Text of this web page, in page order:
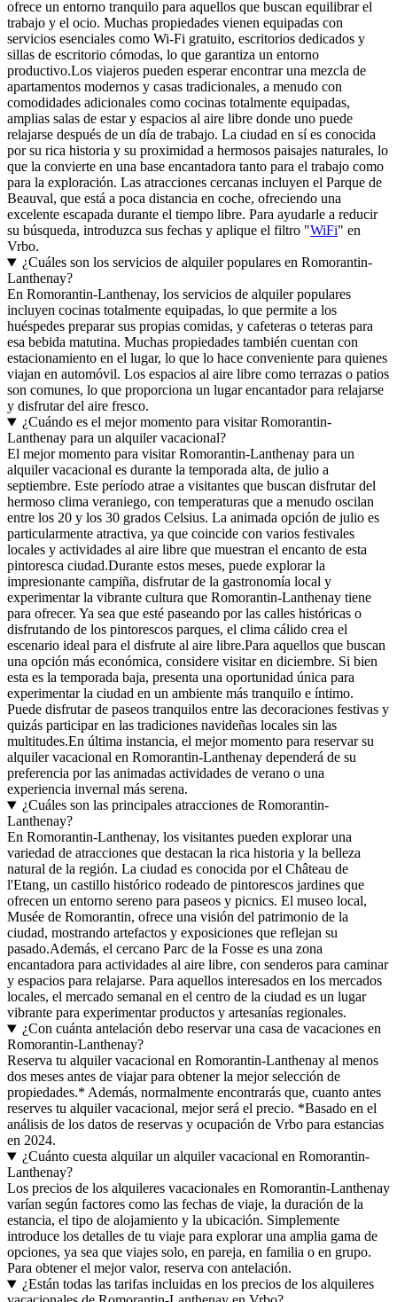
ofrece un entorno tranquilo para aquellos que buscan equilibrar el
trabajo y el ocio. Muchas propiedades vienen equipadas con
servicios esenciales como Wi-Fi gratuito, escritorios dedicados y
sillas de escritorio cómodas, lo que garantiza un entorno
productivo.Los viajeros pueden esperar encontrar una mezcla de
apartamentos modernos y casas tradicionales, a menudo con
comodidades adicionales como cocinas totalmente equipadas,
amplias salas de estar y espacios al aire libre donde uno puede
relajarse después de un día de trabajo. La ciudad en sí es conocida
por su rica historia y su proximidad a hermosos paisajes naturales, lo
que la convierte en una base encantadora tanto para el trabajo como
para la exploración. Las atracciones cercanas incluyen el Parque de
Beauval, que está a poca distancia en coche, ofreciendo una
excelente escapada durante el tiempo libre. Para ayudarle a reducir
su búsqueda, introduzca sus fechas y aplique el filtro "WiFi" en
Vrbo.
¿Cuáles son los servicios de alquiler populares en Romorantin-
Lanthenay?
En Romorantin-Lanthenay, los servicios de alquiler populares
incluyen cocinas totalmente equipadas, lo que permite a los
huéspedes preparar sus propias comidas, y cafeteras o teteras para
esa bebida matutina. Muchas propiedades también cuentan con
estacionamiento en el lugar, lo que lo hace conveniente para quienes
viajan en automóvil. Los espacios al aire libre como terrazas o patios
son comunes, lo que proporciona un lugar encantador para relajarse
y disfrutar del aire fresco.
¿Cuándo es el mejor momento para visitar Romorantin-
Lanthenay para un alquiler vacacional?
El mejor momento para visitar Romorantin-Lanthenay para un
alquiler vacacional es durante la temporada alta, de julio a
septiembre. Este período atrae a visitantes que buscan disfrutar del
hermoso clima veraniego, con temperaturas que a menudo oscilan
entre los 20 y los 30 grados Celsius. La animada opción de julio es
particularmente atractiva, ya que coincide con varios festivales
locales y actividades al aire libre que muestran el encanto de esta
pintoresca ciudad.Durante estos meses, puede explorar la
impresionante campiña, disfrutar de la gastronomía local y
experimentar la vibrante cultura que Romorantin-Lanthenay tiene
para ofrecer. Ya sea que esté paseando por las calles históricas o
disfrutando de los pintorescos parques, el clima cálido crea el
escenario ideal para el disfrute al aire libre.Para aquellos que buscan
una opción más económica, considere visitar en diciembre. Si bien
esta es la temporada baja, presenta una oportunidad única para
experimentar la ciudad en un ambiente más tranquilo e íntimo.
Puede disfrutar de paseos tranquilos entre las decoraciones festivas y
quizás participar en las tradiciones navideñas locales sin las
multitudes.En última instancia, el mejor momento para reservar su
alquiler vacacional en Romorantin-Lanthenay dependerá de su
preferencia por las animadas actividades de verano o una
experiencia invernal más serena.
¿Cuáles son las principales atracciones de Romorantin-
Lanthenay?
En Romorantin-Lanthenay, los visitantes pueden explorar una
variedad de atracciones que destacan la rica historia y la belleza
natural de la región. La ciudad es conocida por el Château de
l'Etang, un castillo histórico rodeado de pintorescos jardines que
ofrecen un entorno sereno para paseos y picnics. El museo local,
Musée de Romorantin, ofrece una visión del patrimonio de la
ciudad, mostrando artefactos y exposiciones que reflejan su
pasado.Además, el cercano Parc de la Fosse es una zona
encantadora para actividades al aire libre, con senderos para caminar
y espacios para relajarse. Para aquellos interesados en los mercados
locales, el mercado semanal en el centro de la ciudad es un lugar
vibrante para experimentar productos y artesanías regionales.
¿Con cuánta antelación debo reservar una casa de vacaciones en
Romorantin-Lanthenay?
Reserva tu alquiler vacacional en Romorantin-Lanthenay al menos
dos meses antes de viajar para obtener la mejor selección de
propiedades.* Además, normalmente encontrarás que, cuanto antes
reserves tu alquiler vacacional, mejor será el precio. *Basado en el
análisis de los datos de reservas y ocupación de Vrbo para estancias
en 2024.
¿Cuánto cuesta alquilar un alquiler vacacional en Romorantin-
Lanthenay?
Los precios de los alquileres vacacionales en Romorantin-Lanthenay
varían según factores como las fechas de viaje, la duración de la
estancia, el tipo de alojamiento y la ubicación. Simplemente
introduce los detalles de tu viaje para explorar una amplia gama de
opciones, ya sea que viajes solo, en pareja, en familia o en grupo.
Para obtener el mejor valor, reserva con antelación.
¿Están todas las tarifas incluidas en los precios de los alquileres